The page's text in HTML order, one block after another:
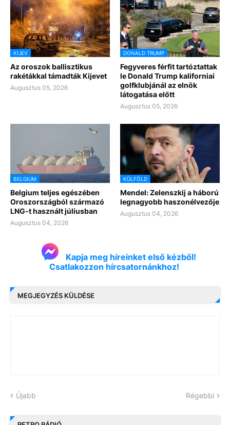
KIJEV
Az oroszok ballisztikus
rakétákkal támadták Kijevet
Augusztus 05, 2026
DONALD TRUMP
Fegyveres férfit tartóztattak
le Donald Trump kaliforniai
golfklubjánál az elnök
látogatása előtt
Augusztus 05, 2026
BELGIUM
Belgium teljes egészében
Oroszországból származó
LNG-t használt júliusban
Augusztus 04, 2026
KÜLFÖLD
Mendel: Zelenszkij a háború
legnagyobb haszonélvezője
Augusztus 04, 2026
Kapja meg híreinket első kézből!
Csatlakozzon hírcsatornánkhoz!
MEGJEGYZÉS KÜLDÉSE
Újabb Régebbi